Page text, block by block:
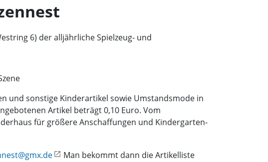
6) der alljährliche Spielzeug- und
und sonstige Kinderartikel sowie Umstandsmode in
Artikel beträgt 0,10 Euro. Vom
für größere Anschaffungen und Kindergarten-
Man bekommt dann die Artikelliste